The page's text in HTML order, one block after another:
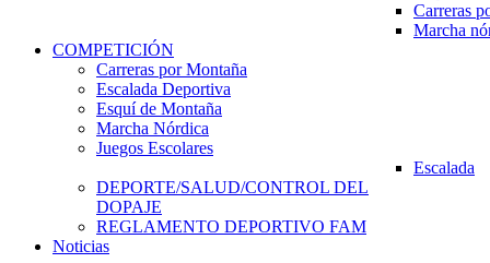
Carreras
Marcha
COMPETICIÓN
Carreras por Montaña
Escalada Deportiva
Esquí de Montaña
Marcha Nórdica
Juegos Escolares
Escalada
DEPORTE/SALUD/CONTROL DEL
DOPAJE
REGLAMENTO DEPORTIVO FAM
Noticias